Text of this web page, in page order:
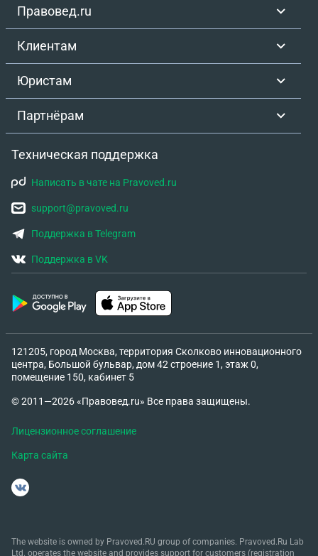
Правовед.ru
Клиентам
Юристам
Партнёрам
Техническая поддержка
Написать в чате на Pravoved.ru
support@pravoved.ru
Поддержка в Telegram
Поддержка в VK
121205, город Москва, территория Сколково инновационного
центра, Большой бульвар, дом 42 строение 1, этаж 0,
помещение 150, кабинет 5
© 2011—2026 «Правовед.ru» Все права защищены.
Лицензионное соглашение
Карта сайта
The website is owned by Pravoved.RU group of companies. Pravoved.Ru Lab
Ltd. operates the website and provides support for customers (registration